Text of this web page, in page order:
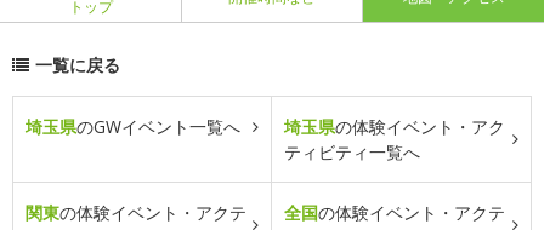
トップ
一覧に戻る
埼玉県のGWイベント一覧へ 埼玉県の体験イベント・アク
ティビティ一覧へ
関東の体験イベント・アクテ
全国の体験イベント・アクテ